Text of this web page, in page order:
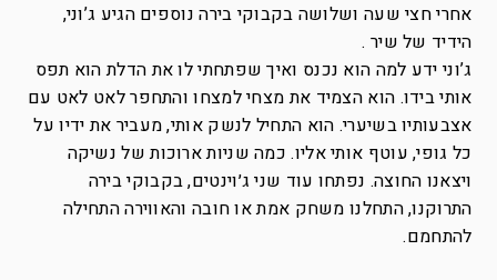
אחרי חצי שעה ושלושה בקבוקי בירה נוספים הגיע ג’וני,
הידיד של שיר .
ג’וני ידע למה הוא נכנס ואיך שפתחתי לו את הדלת הוא תפס
אותי בידו. הוא הצמיד את מצחי למצחו והתחפר לאט לאט עם
אצבעותיו בשיערי. הוא התחיל לנשק אותי, מעביר את ידיו על
כל גופי, עוטף אותי אליו. כמה שניות ארוכות של נשיקה
ויצאנו החוצה. נפתחו עוד שני ג׳וינטים, בקבוקי בירה
התרוקנו, התחלנו משחק אמת או חובה והאווירה התחילה
להתחמם.